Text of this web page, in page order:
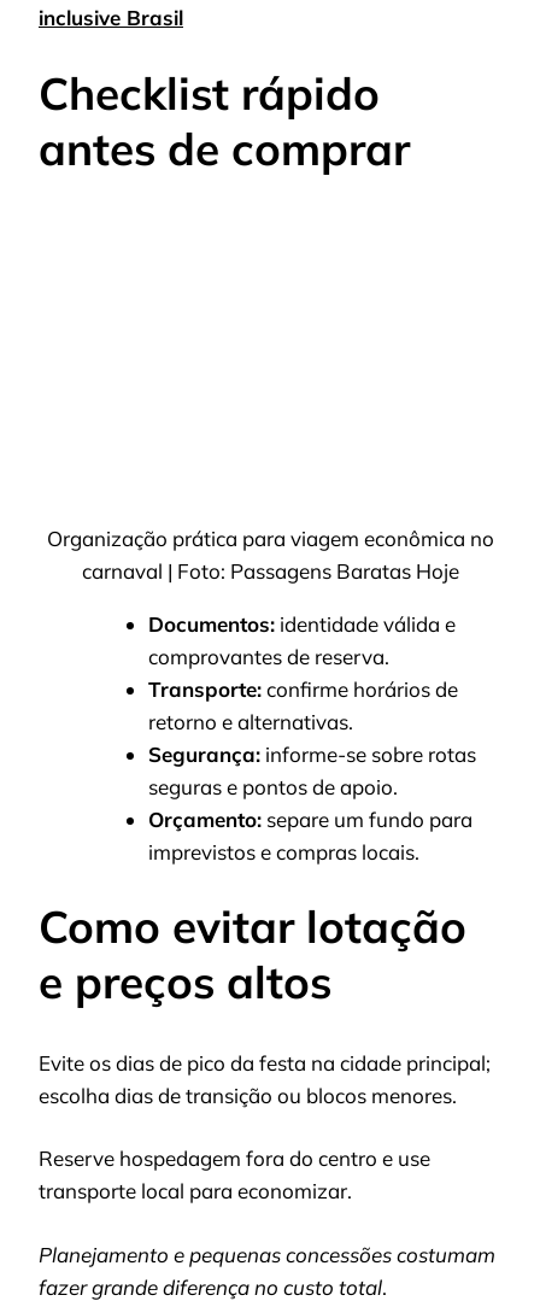
inclusive Brasil
Checklist rápido
antes de comprar
Organização prática para viagem econômica no
carnaval | Foto: Passagens Baratas Hoje
Documentos: identidade válida e
comprovantes de reserva.
Transporte:confirme horários de
retorno e alternativas.
Segurança: informe-se sobre rotas
seguras e pontos de apoio.
Orçamento: separe um fundo para
imprevistos e compras locais.
Como evitar lotação
e preços altos
Evite os dias de pico da festa na cidade principal;
escolha dias de transição ou blocos menores.
Reserve hospedagem fora do centro e use
transporte local para economizar.
Planejamento e pequenas concessões costumam
fazer grande diferença no custo total.